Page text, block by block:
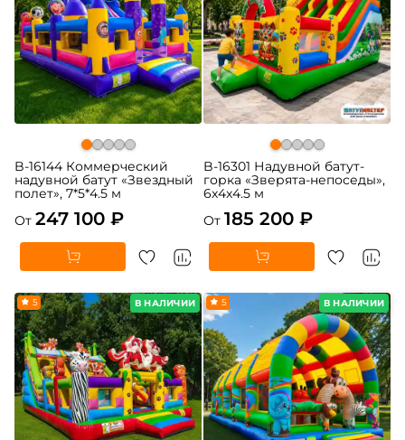
B-16144 Коммерческий
надувной батут «Звездный
полет», 7*5*4.5 м
От 247 100 ₽
B-16301 Надувной батут-
горка «Зверята-непоседы»,
6x4x4.5 м
От 185 200 ₽
В НАЛИЧИИ
5 В НАЛИЧИИ
5